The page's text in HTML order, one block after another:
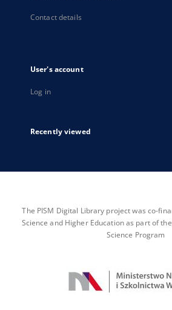
Contact details
User's account
Log in
Recently viewed
The PISM Digital Library project was co-
Science and Higher Education as part of
Science Program